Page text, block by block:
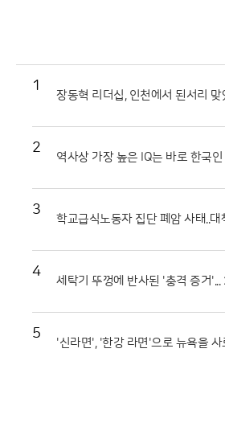
1
장동혁 리더십, 인천에서 된서리 맞
2
역사상 가장 높은 IQ는 바로 한국인
3
학교급식노동자 집단 폐암 사태..대
4
세탁기 뚜껑에 반사된 '충격 증거
5
'신라면', '한강 라면'으로 뉴욕을 사